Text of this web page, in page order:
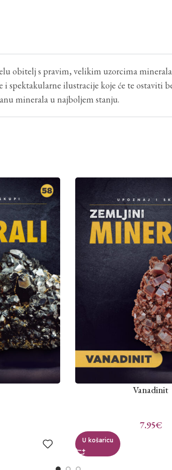
obitelj s pravim, velikim uzorcima
ilustracije koje će te ostaviti
minerala u najboljem stanju.
Vanadinit
7.95€
U košaricu